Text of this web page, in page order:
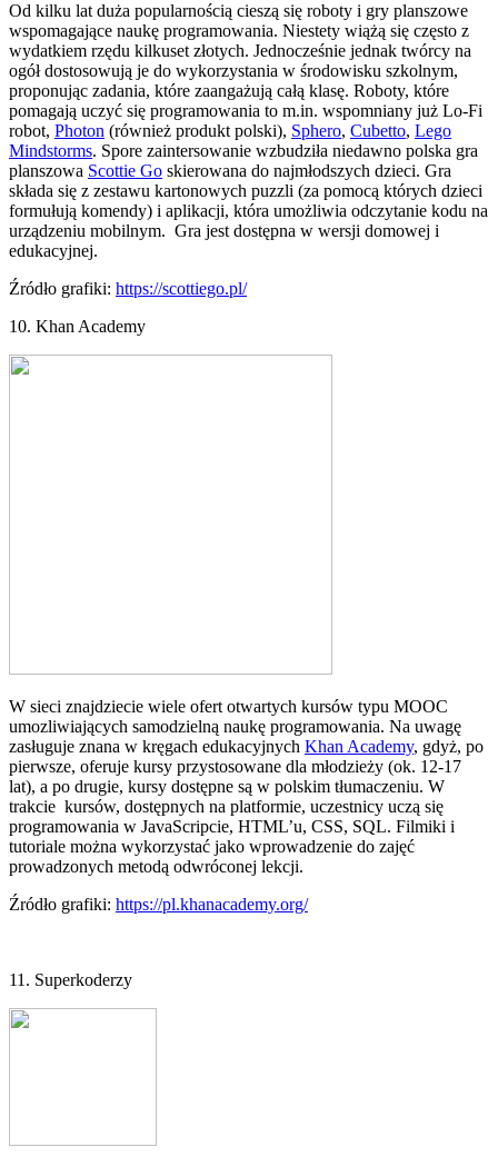
Od kilku lat duża popularnością cieszą się roboty i gry planszowe
wspomagające naukę programowania. Niestety wiążą się często z
wydatkiem rzędu kilkuset złotych. Jednocześnie jednak twórcy na
ogół dostosowują je do wykorzystania w środowisku szkolnym,
proponując zadania, które zaangażują całą klasę. Roboty, które
pomagają uczyć się programowania to m.in. wspomniany już Lo-Fi
robot, Photon (również produkt polski), Sphero, Cubetto, Lego
Mindstorms. Spore zaintersowanie wzbudziła niedawno polska gra
planszowa Scottie Go skierowana do najmłodszych dzieci. Gra
składa się z zestawu kartonowych puzzli (za pomocą których dzieci
formułują komendy) i aplikacji, która umożliwia odczytanie kodu na
urządzeniu mobilnym. Gra jest dostępna w wersji domowej i
edukacyjnej.
Źródło grafiki: https://scottiego.pl/
10. Khan Academy
W sieci znajdziecie wiele ofert otwartych kursów typu MOOC
umozliwiających samodzielną naukę programowania. Na uwagę
zasługuje znana w kręgach edukacyjnych Khan Academy, gdyż, po
pierwsze, oferuje kursy przystosowane dla młodzieży (ok. 12-17
lat), a po drugie, kursy dostępne są w polskim tłumaczeniu. W
trakcie kursów, dostępnych na platformie, uczestnicy uczą się
programowania w JavaScripcie, HTML’u, CSS, SQL. Filmiki i
tutoriale można wykorzystać jako wprowadzenie do zajęć
prowadzonych metodą odwróconej lekcji.
Źródło grafiki: https://pl.khanacademy.org/
11. Superkoderzy